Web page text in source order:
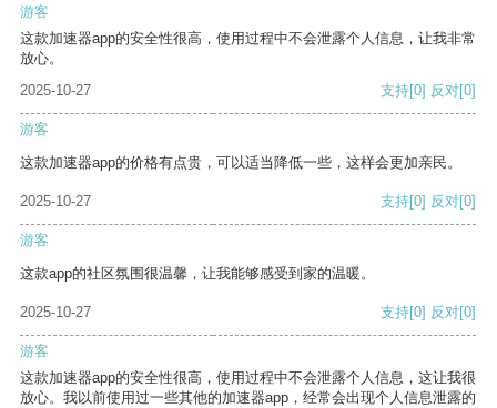
游客
这款加速器app的安全性很高，使用过程中不会泄露个人信息，让我非常
放心。
2025-10-27
支持[0] 反对[0]
游客
这款加速器app的价格有点贵，可以适当降低一些，这样会更加亲民。
2025-10-27 支持[0] 反对[0]
游客
这款app的社区氛围很温馨，让我能够感受到家的温暖。
2025-10-27 支持[0] 反对[0]
游客
这款加速器app的安全性很高，使用过程中不会泄露个人信息，这让我很
放心。我以前使用过一些其他的加速器app，经常会出现个人信息泄露的